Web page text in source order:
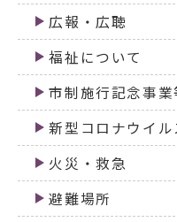
広報・広聴
福祉について
市制施行記念事業
新型コロナウイ
火災・救急
避難場所